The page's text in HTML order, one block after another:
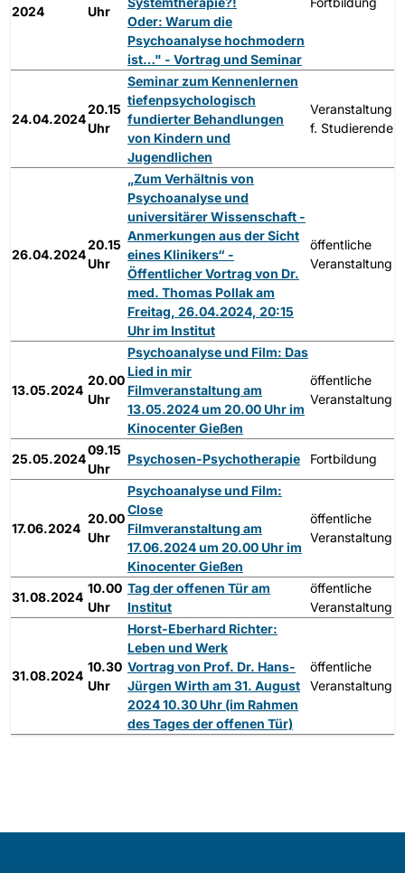
2024
Uhr
Oder: Warum die
Psychoanalyse hochmodern
ist…" - Vortrag und Seminar
24.04.2024
20.15
Uhr
Seminar zum Kennenlernen
tiefenpsychologisch
fundierter Behandlungen
von Kindern und
Jugendlichen
Veranstaltung
f. Studierende
26.04.2024
20.15
Uhr
„Zum Verhältnis von
Psychoanalyse und
universitärer Wissenschaft -
Anmerkungen aus der Sicht
eines Klinikers“ -
Öffentlicher Vortrag von Dr.
med. Thomas Pollak am
Freitag, 26.04.2024, 20:15
Uhr im Institut
öffentliche
Veranstaltung
13.05.2024
20.00
Uhr
Psychoanalyse und Film: Das
Lied in mir
Filmveranstaltung am
13.05.2024 um 20.00 Uhr im
Kinocenter Gießen
öffentliche
Veranstaltung
25.05.2024
09.15
Uhr
Psychosen-Psychotherapie Fortbildung
17.06.2024
20.00
Uhr
Psychoanalyse und Film:
Close
Filmveranstaltung am
17.06.2024 um 20.00 Uhr im
Kinocenter Gießen
öffentliche
Veranstaltung
31.08.2024
10.00
Uhr
Tag der offenen Tür am
Institut
öffentliche
Veranstaltung
31.08.2024
10.30
Uhr
Horst-Eberhard Richter:
Leben und Werk
Vortrag von Prof. Dr. Hans-
Jürgen Wirth am 31. August
2024 10.30 Uhr (im Rahmen
des Tages der offenen Tür)
öffentliche
Veranstaltung